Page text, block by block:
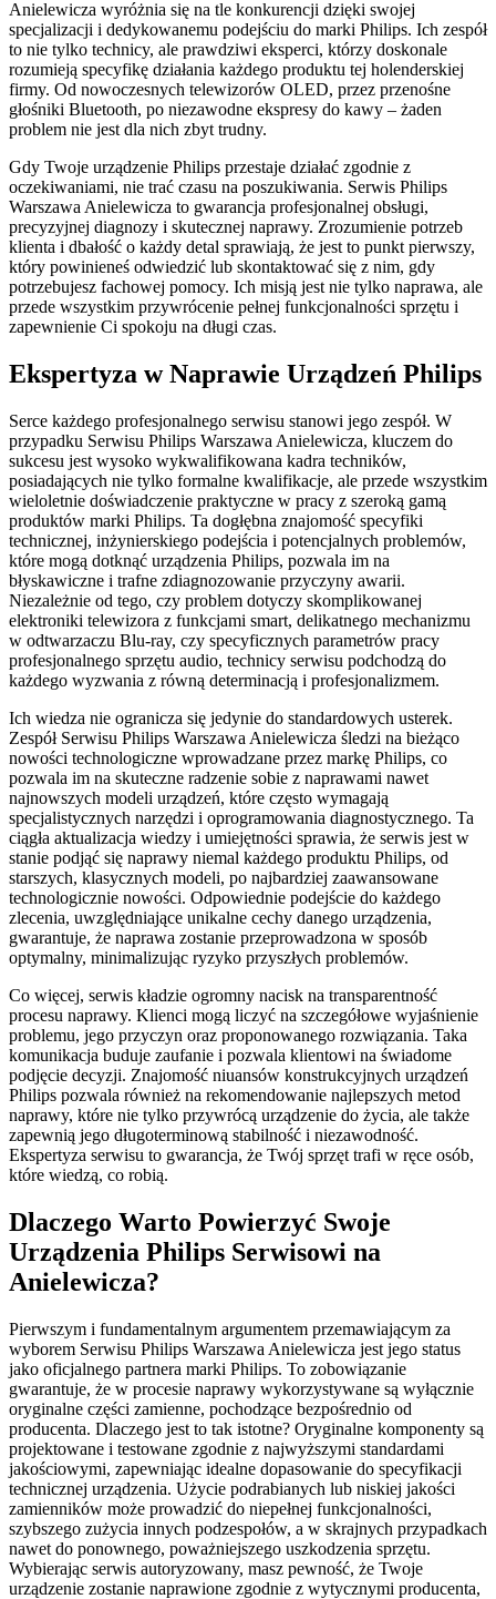
Anielewicza wyróżnia się na tle konkurencji dzięki swojej
specjalizacji i dedykowanemu podejściu do marki Philips. Ich zespół
to nie tylko technicy, ale prawdziwi eksperci, którzy doskonale
rozumieją specyfikę działania każdego produktu tej holenderskiej
firmy. Od nowoczesnych telewizorów OLED, przez przenośne
głośniki Bluetooth, po niezawodne ekspresy do kawy – żaden
problem nie jest dla nich zbyt trudny.
Gdy Twoje urządzenie Philips przestaje działać zgodnie z
oczekiwaniami, nie trać czasu na poszukiwania. Serwis Philips
Warszawa Anielewicza to gwarancja profesjonalnej obsługi,
precyzyjnej diagnozy i skutecznej naprawy. Zrozumienie potrzeb
klienta i dbałość o każdy detal sprawiają, że jest to punkt pierwszy,
który powinieneś odwiedzić lub skontaktować się z nim, gdy
potrzebujesz fachowej pomocy. Ich misją jest nie tylko naprawa, ale
przede wszystkim przywrócenie pełnej funkcjonalności sprzętu i
zapewnienie Ci spokoju na długi czas.
Ekspertyza w Naprawie Urządzeń Philips
Serce każdego profesjonalnego serwisu stanowi jego zespół. W
przypadku Serwisu Philips Warszawa Anielewicza, kluczem do
sukcesu jest wysoko wykwalifikowana kadra techników,
posiadających nie tylko formalne kwalifikacje, ale przede wszystkim
wieloletnie doświadczenie praktyczne w pracy z szeroką gamą
produktów marki Philips. Ta dogłębna znajomość specyfiki
technicznej, inżynierskiego podejścia i potencjalnych problemów,
które mogą dotknąć urządzenia Philips, pozwala im na
błyskawiczne i trafne zdiagnozowanie przyczyny awarii.
Niezależnie od tego, czy problem dotyczy skomplikowanej
elektroniki telewizora z funkcjami smart, delikatnego mechanizmu
w odtwarzaczu Blu-ray, czy specyficznych parametrów pracy
profesjonalnego sprzętu audio, technicy serwisu podchodzą do
każdego wyzwania z równą determinacją i profesjonalizmem.
Ich wiedza nie ogranicza się jedynie do standardowych usterek.
Zespół Serwisu Philips Warszawa Anielewicza śledzi na bieżąco
nowości technologiczne wprowadzane przez markę Philips, co
pozwala im na skuteczne radzenie sobie z naprawami nawet
najnowszych modeli urządzeń, które często wymagają
specjalistycznych narzędzi i oprogramowania diagnostycznego. Ta
ciągła aktualizacja wiedzy i umiejętności sprawia, że serwis jest w
stanie podjąć się naprawy niemal każdego produktu Philips, od
starszych, klasycznych modeli, po najbardziej zaawansowane
technologicznie nowości. Odpowiednie podejście do każdego
zlecenia, uwzględniające unikalne cechy danego urządzenia,
gwarantuje, że naprawa zostanie przeprowadzona w sposób
optymalny, minimalizując ryzyko przyszłych problemów.
Co więcej, serwis kładzie ogromny nacisk na transparentność
procesu naprawy. Klienci mogą liczyć na szczegółowe wyjaśnienie
problemu, jego przyczyn oraz proponowanego rozwiązania. Taka
komunikacja buduje zaufanie i pozwala klientowi na świadome
podjęcie decyzji. Znajomość niuansów konstrukcyjnych urządzeń
Philips pozwala również na rekomendowanie najlepszych metod
naprawy, które nie tylko przywrócą urządzenie do życia, ale także
zapewnią jego długoterminową stabilność i niezawodność.
Ekspertyza serwisu to gwarancja, że Twój sprzęt trafi w ręce osób,
które wiedzą, co robią.
Dlaczego Warto Powierzyć Swoje
Urządzenia Philips Serwisowi na
Anielewicza?
Pierwszym i fundamentalnym argumentem przemawiającym za
wyborem Serwisu Philips Warszawa Anielewicza jest jego status
jako oficjalnego partnera marki Philips. To zobowiązanie
gwarantuje, że w procesie naprawy wykorzystywane są wyłącznie
oryginalne części zamienne, pochodzące bezpośrednio od
producenta. Dlaczego jest to tak istotne? Oryginalne komponenty są
projektowane i testowane zgodnie z najwyższymi standardami
jakościowymi, zapewniając idealne dopasowanie do specyfikacji
technicznej urządzenia. Użycie podrabianych lub niskiej jakości
zamienników może prowadzić do niepełnej funkcjonalności,
szybszego zużycia innych podzespołów, a w skrajnych przypadkach
nawet do ponownego, poważniejszego uszkodzenia sprzętu.
Wybierając serwis autoryzowany, masz pewność, że Twoje
urządzenie zostanie naprawione zgodnie z wytycznymi producenta,